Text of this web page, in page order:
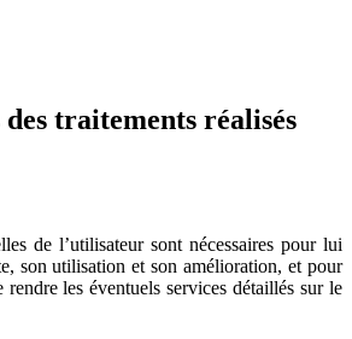
traitements réalisés
de l’utilisateur sont nécessaires pour lui
son utilisation et son amélioration, et pour
rendre les éventuels services détaillés sur le